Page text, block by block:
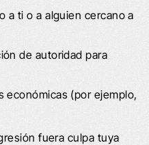
a ti o a alguien cercano a
de autoridad para
económicas (por ejemplo,
fuera culpa tuya